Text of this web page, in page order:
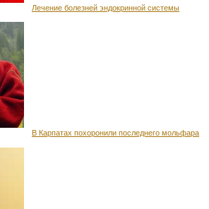
Лечение болезней эндокринной системы
В Карпатах похоронили последнего мольфара